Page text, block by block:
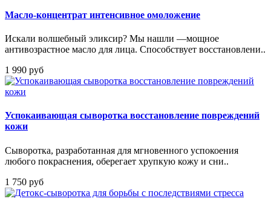
Масло-концентрат интенсивное омоложение
Искали волшебный эликсир? Мы нашли —мощное
антивозрастное масло для лица. Способствует восстановлени..
1 990 руб
Успокаивающая сыворотка восстановление повреждений
кожи
Сыворотка, разработанная для мгновенного успокоения
любого покраснения, оберегает хрупкую кожу и сни..
1 750 руб